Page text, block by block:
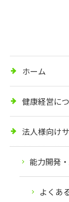
ホーム
健康経営に
法人様向け
能力開発
よくあ